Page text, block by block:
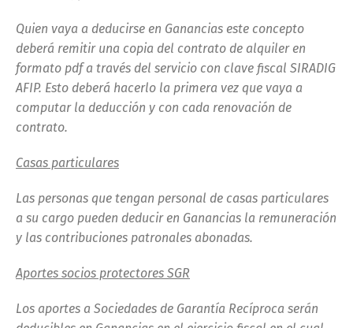
Quien vaya a deducirse en Ganancias este concepto
deberá remitir una copia del contrato de alquiler en
formato pdf a través del servicio con clave fiscal SIRADIG
AFIP. Esto deberá hacerlo la primera vez que vaya a
computar la deducción y con cada renovación de
contrato.
Casas particulares
Las personas que tengan personal de casas particulares
a su cargo pueden deducir en Ganancias la remuneración
y las contribuciones patronales abonadas.
Aportes socios protectores SGR
Los aportes a Sociedades de Garantía Recíproca serán